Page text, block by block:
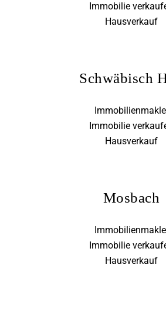
Immobilie
Hausverkauf
Schwäbisch
Immobilie
Hausverkauf
Mosbach
Immobilie
Hausverkauf